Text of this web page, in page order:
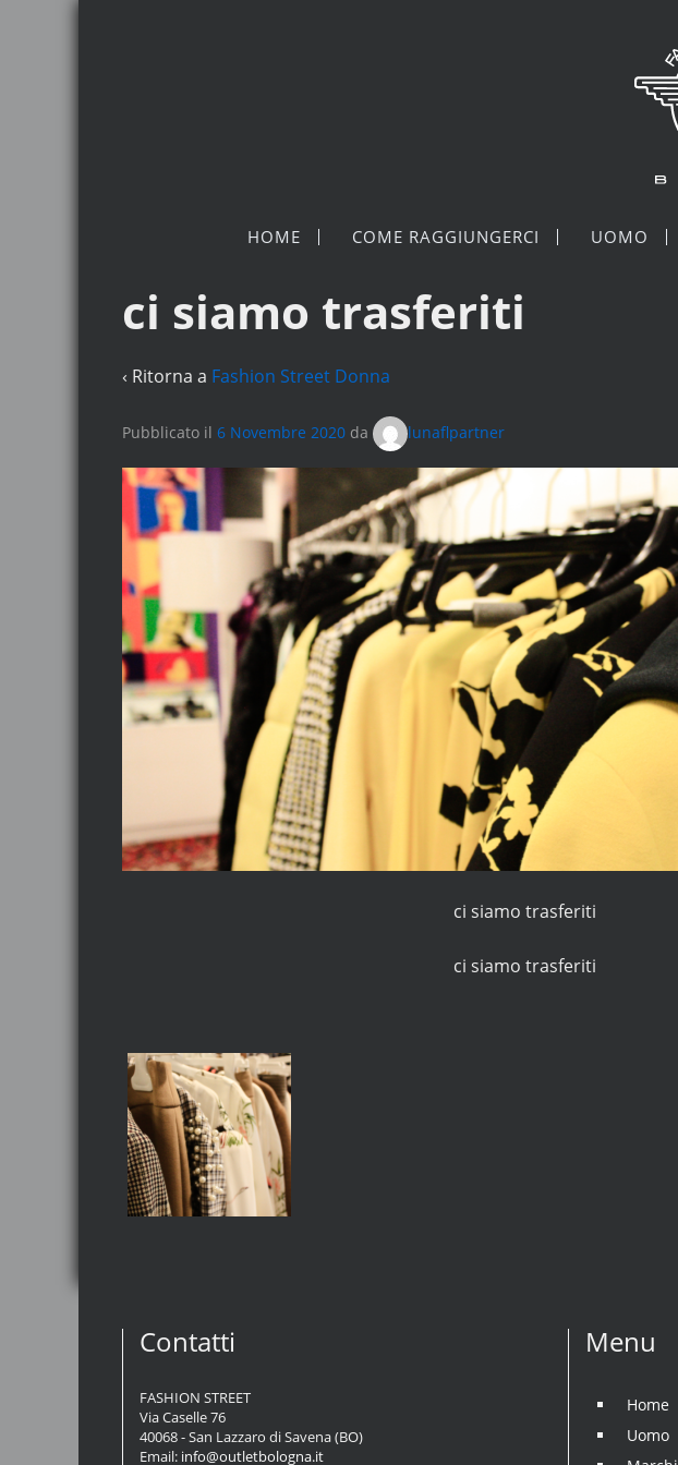
HOME COME RAGGIUNGERCI UOMO
ci siamo trasferiti
‹ Ritorna a Fashion Street Donna
Pubblicato il 6 Novembre 2020 da lunaflpartner
ci siamo trasferiti
ci siamo trasferiti
Contatti
FASHION STREET
Via Caselle 76
40068 - San Lazzaro di Savena (BO)
Email: info@outletbologna.it
Menu
Home
Uomo